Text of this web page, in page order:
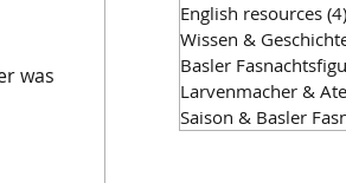
was
English resources (4)
Wissen &
Basler
Larvenmacher &
Saison & Basler